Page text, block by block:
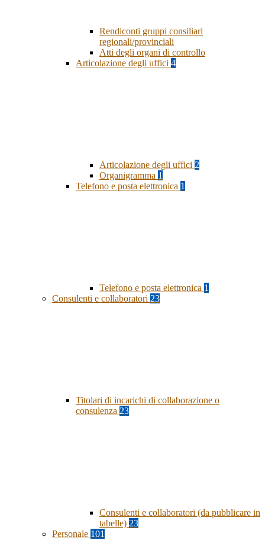
Rendiconti gruppi consiliari
regionali/provinciali
Atti degli organi di controllo
Articolazione degli uffici 4
Articolazione degli uffici 2
Organigramma 1
Telefono e posta elettronica 1
Telefono e posta elettronica 1
Consulenti e collaboratori 23
Titolari di incarichi di collaborazione o
consulenza 23
Consulenti e collaboratori (da pubblicare in
tabelle) 23
Personale 101